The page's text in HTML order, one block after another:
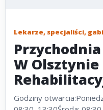
Lekarze, specjaliści,
W
Godziny